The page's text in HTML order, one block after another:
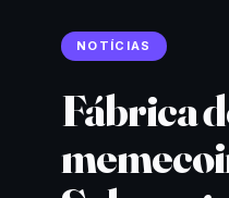
NOTÍCIAS
Fábrica